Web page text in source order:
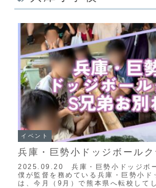
イベント
兵庫・巨勢小ドッジボール
2025.09.20 兵庫・巨勢小ドッジボ
僕が監督を務めている兵庫・巨勢小ド
は、今月（9月）で熊本県へ転校して